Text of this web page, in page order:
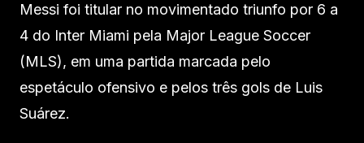
Messi foi titular no movimentado triunfo por 6 a
4 do Inter Miami pela Major League Soccer
(MLS), em uma partida marcada pelo
espetáculo ofensivo e pelos três gols de Luis
Suárez.